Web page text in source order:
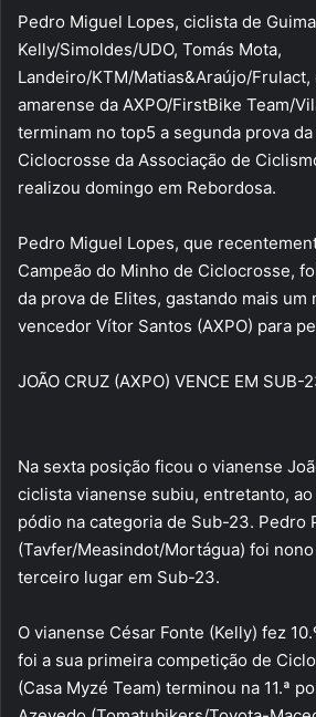
Pedro Miguel Lopes, ciclista de
Kelly/Simoldes/UDO, Tomás Mota,
Landeiro/KTM/Matias&Araújo/Frulact,
amarense da AXPO/FirstBike Team/
terminam no top5 a segunda prova
Ciclocrosse da Associação de
realizou domingo em Rebordosa.
Pedro Miguel Lopes, que
Campeão do Minho de Ciclocrosse,
da prova de Elites, gastando mais um
vencedor Vítor Santos (AXPO) para
JOÃO CRUZ (AXPO) VENCE EM SUB-
Na sexta posição ficou o vianense
ciclista vianense subiu, entretanto,
pódio na categoria de Sub-23. Pedro
(Tavfer/Measindot/Mortágua) foi
terceiro lugar em Sub-23.
O vianense César Fonte (Kelly) fez
foi a sua primeira competição de
(Casa Myzé Team) terminou na 11.ª